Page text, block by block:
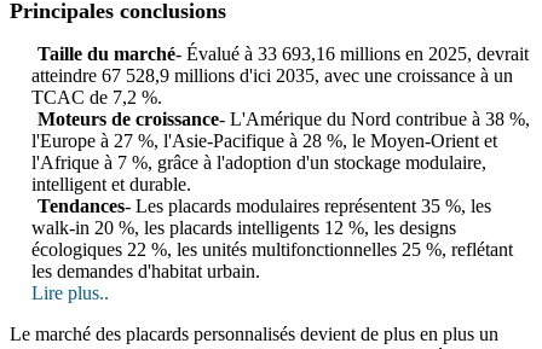
Principales conclusions
Taille du marché- Évalué à 33 693,16 millions en 2025, devrait
atteindre 67 528,9 millions d'ici 2035, avec une croissance à un
TCAC de 7,2 %.
Moteurs de croissance- L'Amérique du Nord contribue à 38 %,
l'Europe à 27 %, l'Asie-Pacifique à 28 %, le Moyen-Orient et
l'Afrique à 7 %, grâce à l'adoption d'un stockage modulaire,
intelligent et durable.
Tendances- Les placards modulaires représentent 35 %, les
walk-in 20 %, les placards intelligents 12 %, les designs
écologiques 22 %, les unités multifonctionnelles 25 %, reflétant
les demandes d'habitat urbain.
Lire plus..
Le marché des placards personnalisés devient de plus en plus un